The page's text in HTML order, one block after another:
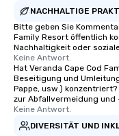
experiences can
groups from as few
as 500 guests,
choice for any
Stress-Free Booking
a tour is stress-free
enjoy the company of
knowing that
NACHHALTIGE
Bitte geben Sie
Family Resort öffentlich
Nachhaltigkeit oder
Keine Antwort.
Hat Veranda Cape Cod
Beseitigung und
Pappe, usw.)
zur Abfallvermeidung und
Keine Antwort.
DIVERSITÄT UND